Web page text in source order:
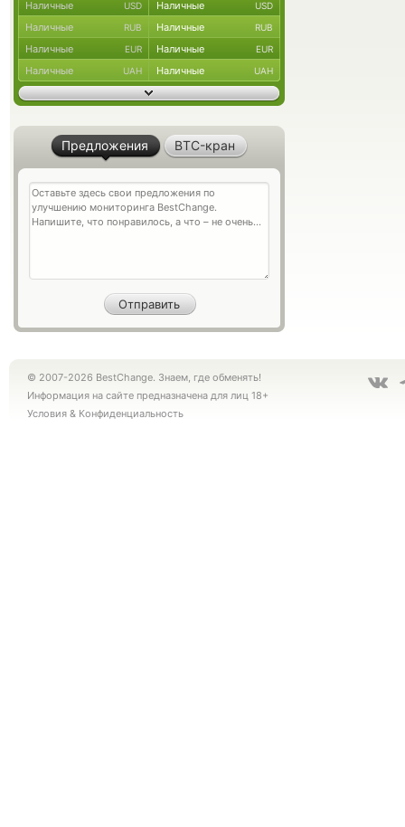
Наличные USD Наличные USD
Наличные RUB Наличные RUB
Наличные EUR Наличные EUR
Наличные UAH Наличные UAH
Предложения BTC-кран
© 2007-2026 BestChange. Знаем, где обменять!
Информация на сайте предназначена для лиц 18+
Условия & Конфиденциальность